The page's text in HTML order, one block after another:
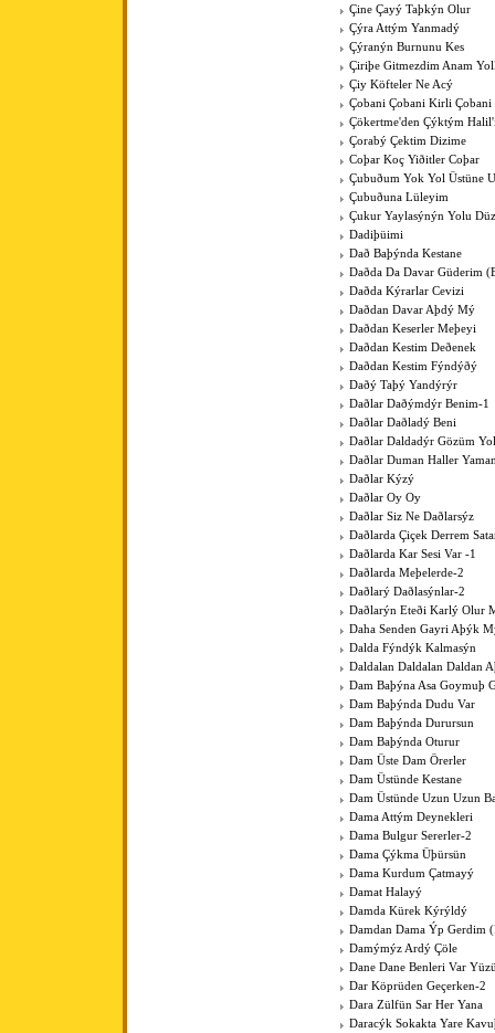
Çine Çayý Taþkýn Olur
Çýra Attým Yanmadý
Çýranýn Burnunu Kes
Çiriþe Gitmezdim Anam
Çiy Köfteler Ne Acý
Çobani Çobani Kirli Çobani
Çökertme'den Çýktým
Çorabý Çektim Dizime
Coþar Koç Yiðitler Coþar
Çubuðum Yok Yol Üstüne
Çubuðuna Lüleyim
Çukur Yaylasýnýn Yolu
Dadiþüimi
Dað Baþýnda Kestane
Daðda Da Davar Güderim
Daðda Kýrarlar Cevizi
Daðdan Davar Aþdý Mý
Daðdan Keserler Meþeyi
Daðdan Kestim Deðenek
Daðdan Kestim Fýndýðý
Daðý Taþý Yandýrýr
Daðlar Daðýmdýr Benim-1
Daðlar Daðladý Beni
Daðlar Daldadýr Gözüm
Daðlar Duman Haller
Daðlar Kýzý
Daðlar Oy Oy
Daðlar Siz Ne Daðlarsýz
Daðlarda Çiçek Derrem
Daðlarda Kar Sesi Var -1
Daðlarda Meþelerde-2
Daðlarý Daðlasýnlar-2
Daðlarýn Eteði Karlý Olur
Daha Senden Gayri Aþýk
Dalda Fýndýk Kalmasýn
Daldalan Daldalan Daldan
Dam Baþýna Asa Goymuþ
Dam Baþýnda Dudu Var
Dam Baþýnda Durursun
Dam Baþýnda Oturur
Dam Üste Dam Örerler
Dam Üstünde Kestane
Dam Üstünde Uzun Uzun
Dama Attým Deynekleri
Dama Bulgur Sererler-2
Dama Çýkma Üþürsün
Dama Kurdum Çatmayý
Damat Halayý
Damda Kürek Kýrýldý
Damdan Dama Ýp Gerdim
Damýmýz Ardý Çöle
Dane Dane Benleri Var
Dar Köprüden Geçerken-2
Dara Zülfün Sar Her Yana
Daracýk Sokakta Yare